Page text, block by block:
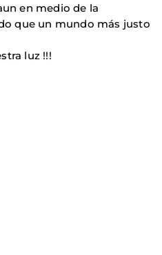
en medio de la
que un mundo más justo
luz !!!